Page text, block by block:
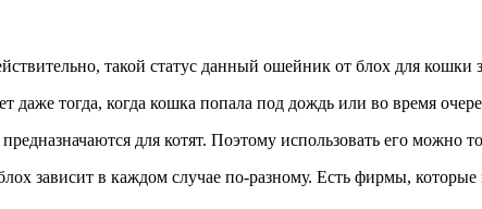
такой статус данный ошейник от блох для кошки
даже тогда, когда кошка попала под дождь или во время
для котят. Поэтому использовать его можно
зависит в каждом случае по-разному. Есть фирмы,